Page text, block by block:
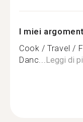
I miei
Cook / Travel /
Danc... Leggi di